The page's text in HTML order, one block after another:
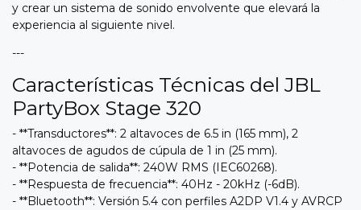
y crear un sistema de sonido envolvente que elevará la
experiencia al siguiente nivel.
---
Características Técnicas del JBL
PartyBox Stage 320
- **Transductores**: 2 altavoces de 6.5 in (165 mm), 2
altavoces de agudos de cúpula de 1 in (25 mm).
- **Potencia de salida**: 240W RMS (IEC60268).
- **Respuesta de frecuencia**: 40Hz - 20kHz (-6dB).
- **Bluetooth**: Versión 5.4 con perfiles A2DP V1.4 y AVRCP